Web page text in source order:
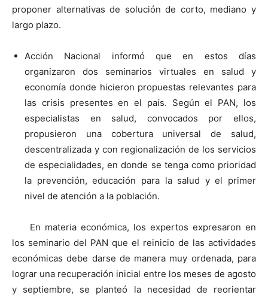
proponer alternativas de solución de corto, mediano y
largo plazo.
Acción Nacional informó que en estos días
organizaron dos seminarios virtuales en salud y
economía donde hicieron propuestas relevantes para
las crisis presentes en el país. Según el PAN, los
especialistas en salud, convocados por ellos,
propusieron una cobertura universal de salud,
descentralizada y con regionalización de los servicios
de especialidades, en donde se tenga como prioridad
la prevención, educación para la salud y el primer
nivel de atención a la población.
En materia económica, los expertos expresaron en
los seminario del PAN que el reinicio de las actividades
económicas debe darse de manera muy ordenada, para
lograr una recuperación inicial entre los meses de agosto
y septiembre, se planteó la necesidad de reorientar